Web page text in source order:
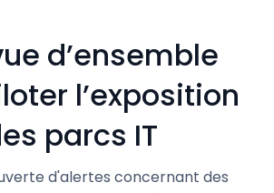
d’ensemble
l’exposition
parcs IT
d'alertes concernant des